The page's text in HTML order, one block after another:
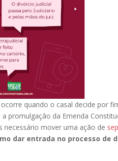
quando o casal decide por
promulgação da Emenda
necessário mover uma ação de
dar entrada no processo de